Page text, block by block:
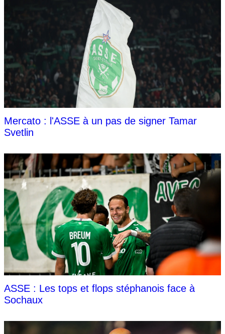
Mercato : l'ASSE à un pas de signer Tamar
Svetlin
ASSE : Les tops et flops stéphanois face à
Sochaux